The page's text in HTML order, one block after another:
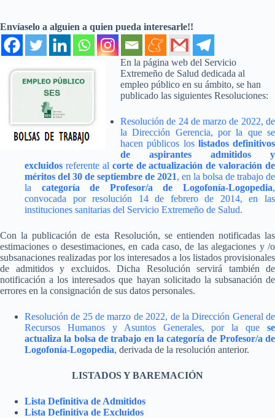
Envíaselo a alguien a quien pueda interesarle!!
En la página web del Servicio
Extremeño de Salud dedicada al
empleo público en su ámbito, se han
publicado las siguientes Resoluciones:
Resolución de 24 de marzo de 2022, de
la Dirección Gerencia, por la que se
hacen públicos los listados definitivos
de aspirantes admitidos y
excluidos referente al corte de actualización de valoración de
méritos del 30 de septiembre de 2021, en la bolsa de trabajo de
la categoría de Profesor/a de Logofonía-Logopedia,
convocada por resolución 14 de febrero de 2014, en las
instituciones sanitarias del Servicio Extremeño de Salud.
Con la publicación de esta Resolución, se entienden notificadas las
estimaciones o desestimaciones, en cada caso, de las alegaciones y /o
subsanaciones realizadas por los interesados a los listados provisionales
de admitidos y excluidos. Dicha Resolución servirá también de
notificación a los interesados que hayan solicitado la subsanación de
errores en la consignación de sus datos personales.
Resolución de 25 de marzo de 2022, de la Dirección General de
Recursos Humanos y Asuntos Generales, por la que se
actualiza la bolsa de trabajo en la categoría de Profesor/a de
Logofonía-Logopedia, derivada de la resolución anterior.
LISTADOS Y BAREMACIÓN
Lista Definitiva de Admitidos
Lista Definitiva de Excluidos